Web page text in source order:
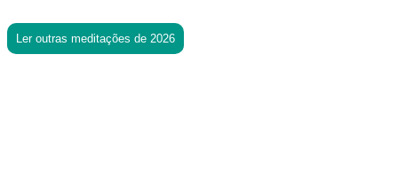
Ler outras meditações de 2026